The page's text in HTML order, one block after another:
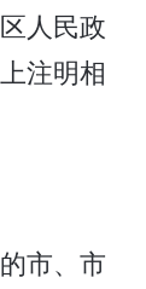
人民政
注明相
市、市